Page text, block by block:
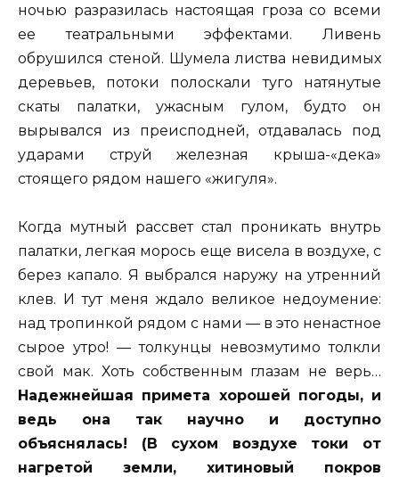
ночью разразилась настоящая гроза со всеми
ее театральными эффектами. Ливень
обрушился стеной. Шумела листва невидимых
деревьев, потоки полоскали туго натянутые
скаты палатки, ужасным гулом, будто он
вырывался из преисподней, отдавалась под
ударами струй железная крыша-«дека»
стоящего рядом нашего «жигуля».
Когда мутный рассвет стал проникать внутрь
палатки, легкая морось еще висела в воздухе, с
берез капало. Я выбрался наружу на утренний
клев. И тут меня ждало великое недоумение:
над тропинкой рядом с нами — в это ненастное
сырое утро! — толкунцы невозмутимо толкли
свой мак. Хоть собственным глазам не верь…
Надежнейшая примета хорошей погоды, и
ведь она так научно и доступно
объяснялась! (В сухом воздухе токи от
нагретой земли, хитиновый покров